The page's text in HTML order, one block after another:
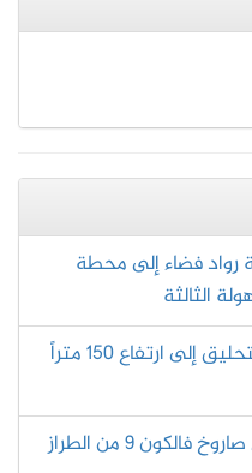
فضاء إلى محطة
الثالثة
نموذج ستارشيب SN5 ينجح بالتحليق إلى ارتفاع 150 متراً
سبيس إكس تتحضر لإطلاق أول صاروخ فالكون 9 من الطراز